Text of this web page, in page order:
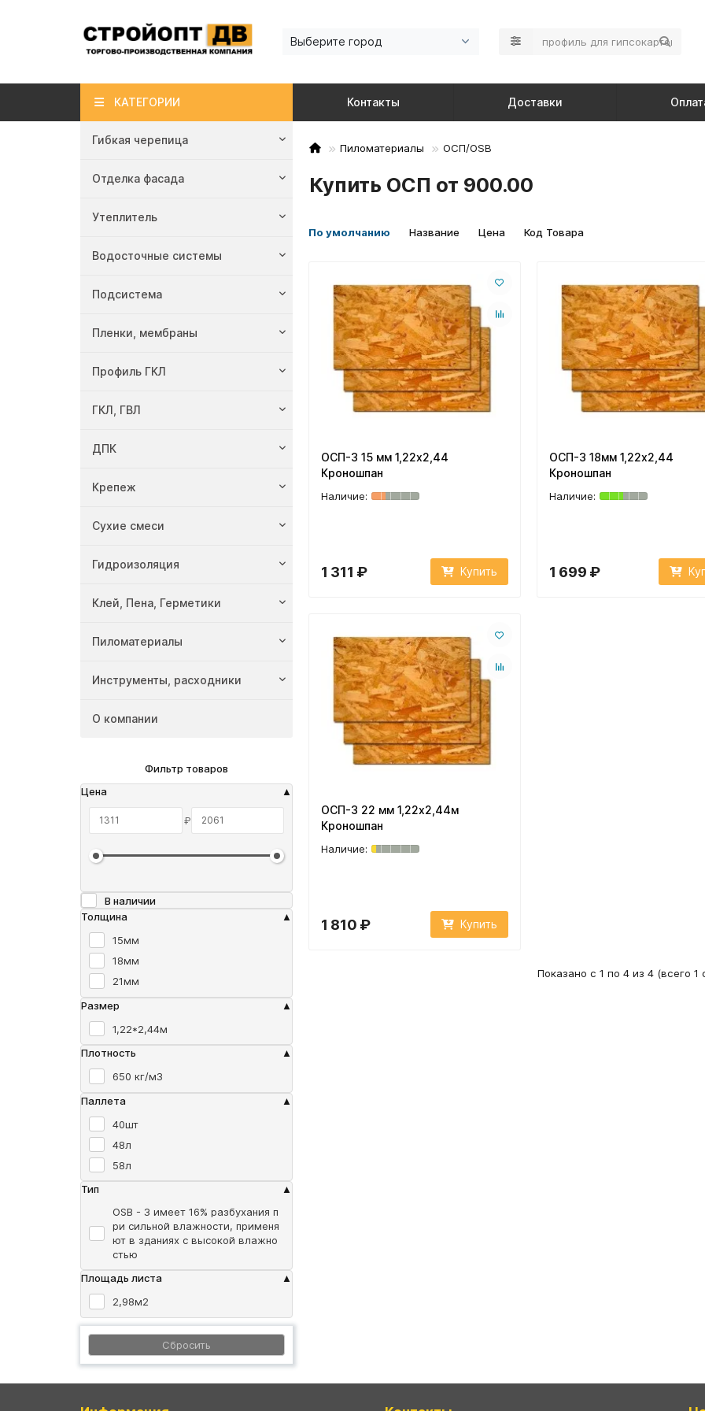
Выберите город
КАТЕГОРИИ
Гибкая черепица
Отделка фасада
Утеплитель
Водосточные системы
Подсистема
Пленки, мембраны
Профиль ГКЛ
ГКЛ, ГВЛ
ДПК
Крепеж
Сухие смеси
Гидроизоляция
Клей, Пена, Герметики
Пиломатериалы
Инструменты, расходники
О компании
Контакты Доставки
Пиломатериалы ОСП/OSB
Купить ОСП от 900.00
Фильтр товаров
Цена
₽
В наличии
Толщина
15мм
18мм
21мм
Размер
1,22*2,44м
Плотность
650 кг/м3
Паллета
40шт
48л
58л
Тип
OSB - 3 имеет 16% разбухания п
ри сильной влажности, применя
ют в зданиях с высокой влажно
стью
Площадь листа
2,98м2
Сбросить
По умолчанию Название Цена Код Товара
ОСП-3 15 мм 1,22х2,44
Кроношпан
1 311 ₽ Купить
ОСП-3 18мм 1,22х2,44
Кроношпан
1 699 ₽
ОСП-3 22 мм 1,22х2,44м
Кроношпан
1 810 ₽ Купить
Показано с 1 по 4 из 4 (всего 1